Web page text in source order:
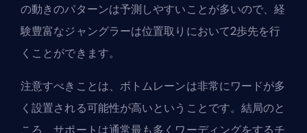
の動きのパターンは予測しやすいことが多いので、経
験豊富なジャングラーは位置取りにおいて2歩先を行
くことができます。
注意すべきことは、ボトムレーンは非常にワードが多
く設置される可能性が高いということです。結局のと
ころ、サポートは通常最も多くワーディングをするチ